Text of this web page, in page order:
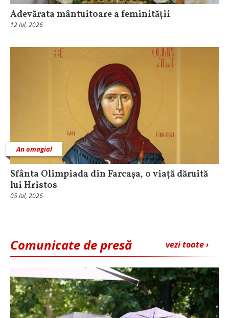
Adevărata mântuitoare a feminității
12 Iul, 2026
An omagial
Sfânta Olimpiada din Farcașa, o viață dăruită
lui Hristos
05 Iul, 2026
vezi toate ›
Comunicate de presă